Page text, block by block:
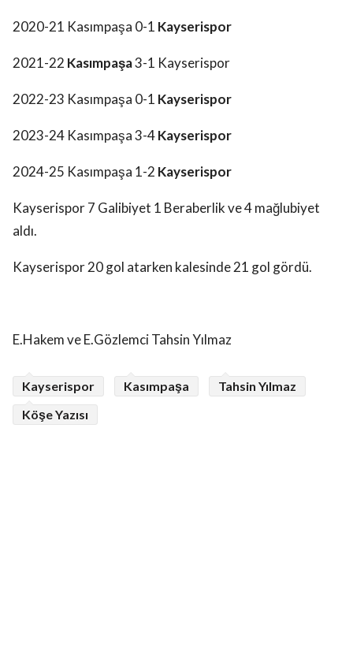
2020-21 Kasımpaşa 0-1 Kayserispor
2021-22 Kasımpaşa3-1 Kayserispor
2022-23 Kasımpaşa 0-1 Kayserispor
2023-24 Kasımpaşa 3-4Kayserispor
2024-25 Kasımpaşa 1-2 Kayserispor
Kayserispor 7 Galibiyet 1 Beraberlik ve 4 mağlubiyet
aldı.
Kayserispor 20 gol atarken kalesinde 21 gol gördü.
E.Hakem ve E.Gözlemci Tahsin Yılmaz
Kayserispor Kasımpaşa
Tahsin Yılmaz
Köşe Yazısı